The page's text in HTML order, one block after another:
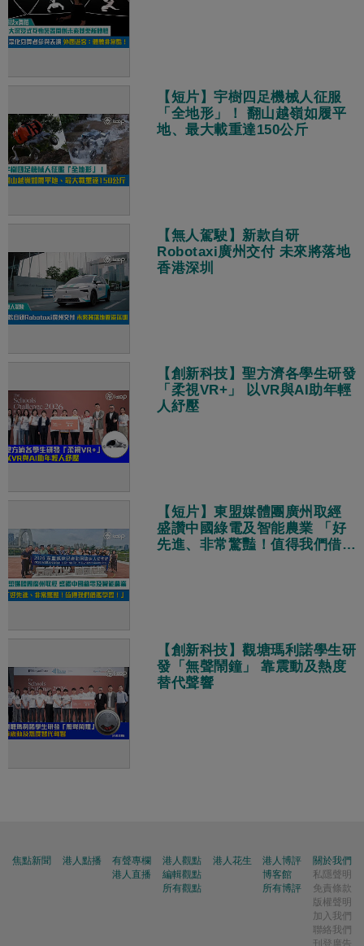
【短片】宇樹四足機械人征服
「全地形」！ 翻山越嶺如履平
地、最大載重達150公斤
【無人駕駛】新款自研
Robotaxi廣州交付 未來將落地
香港深圳
【創新科技】聖方濟各學生研發
「柔視VR+」 以VR與AI助年輕
人紓壓
【短片】東盟媒體團廣州取經
盛讚中國綠電及智能農業 「好
先進、非常驚豔！值得我們借鑑
【創新科技】觀塘瑪利諾學生研
發「無聲鬧鐘」 靠震動及熱度
替代聲響
焦點新聞 港人點播
有聲專欄
港人直播
港人觀點
編輯觀點
所有觀點
港人花生
港人博評
博客館
所有博評
關於我們
私隱聲明
免責條款
版權聲明
加入我們
聯絡我們
刊登廣告